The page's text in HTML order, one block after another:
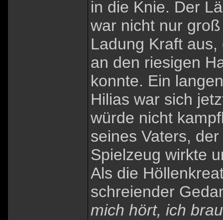
in die Knie. Der
war nicht nur
Ladung Kraft
an den riesigen
konnte. Ein
Hilias war sich
würde nicht
seines Vaters,
Spielzeug wirkte
Als die
schreiender
mich hört, ich